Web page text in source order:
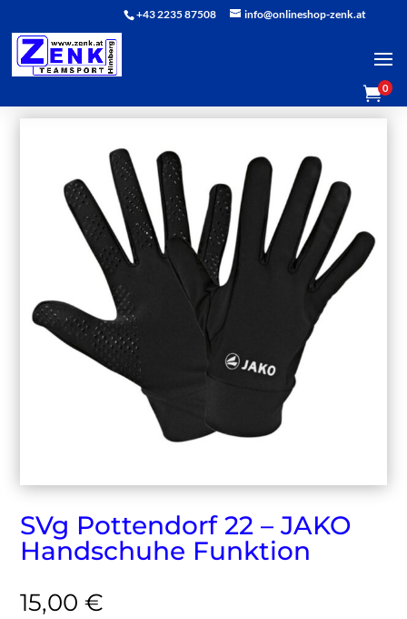
+43 2235 87508 info@onlineshop-zenk.at
0
SVg Pottendorf 22 – JAKO
Handschuhe Funktion
15,00€